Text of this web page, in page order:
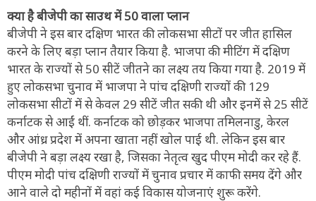
क्या है बीजेपी का साउथ में 50 वाला प्लान
बीजेपी ने इस बार दक्षिण भारत की लोकसभा सीटों पर जीत हासिल
करने के लिए बड़ा प्लान तैयार किया है. भाजपा की मीटिंग में दक्षिण
भारत के राज्यों से 50 सीटें जीतने का लक्ष्य तय किया गया है. 2019 में
हुए लोकसभा चुनाव में भाजपा ने पांच दक्षिणी राज्यों की 129
लोकसभा सीटों में से केवल 29 सीटें जीत सकी थी और इनमें से 25 सीटें
कर्नाटक से आईं थीं. कर्नाटक को छोड़कर भाजपा तमिलनाडु, केरल
और आंध्र प्रदेश में अपना खाता नहीं खोल पाई थी. लेकिन इस बार
बीजेपी ने बड़ा लक्ष्य रखा है, जिसका नेतृत्व खुद पीएम मोदी कर रहे हैं.
पीएम मोदी पांच दक्षिणी राज्यों में चुनाव प्रचार में काफी समय देंगे और
आने वाले दो महीनों में वहां कई विकास योजनाएं शुरू करेंगे.